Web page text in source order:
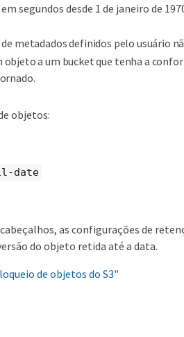
segundos desde 1 de janeiro de
de metadados definidos pelo usuário
objeto a um bucket que tenha a
objetos:
date
as configurações de
do objeto retida até a data.
de objetos do S3"